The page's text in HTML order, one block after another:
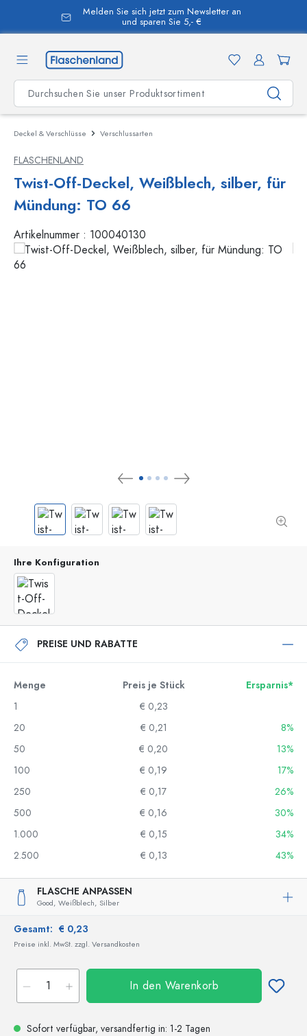
springen
Melden Sie sich jetzt zum Newsletter an
und sparen Sie 5,- €
Deckel & Verschlüsse Verschlussarten
FLASCHENLAND
Twist-Off-Deckel, Weißblech, silber, für
Mündung: TO 66
Artikelnummer : 100040130
Ihre Konfiguration
PREISE UND RABATTE
Menge Preis je Stück
Ersparnis*
1
€ 0,23
20
€ 0,21
8%
50
€ 0,20
13%
100
€ 0,19
17%
250
€ 0,17
26%
500
€ 0,16
30%
1.000
€ 0,15
34%
2.500
€ 0,13 43%
FLASCHE ANPASSEN
Good, Weißblech, Silber
Gesamt: € 0,23
Preise inkl. MwSt. zzgl. Versandkosten
In den Warenkorb
Sofort verfügbar, versandfertig in: 1-2 Tagen